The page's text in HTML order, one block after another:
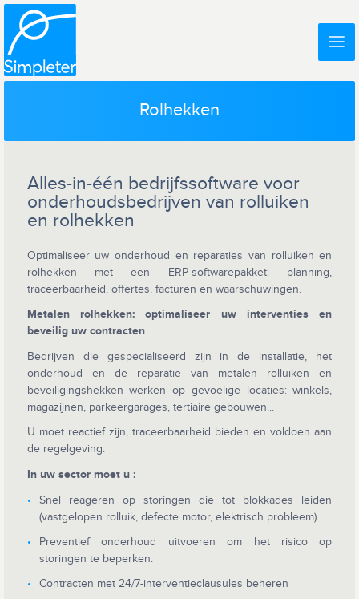
Rolhekken
Alles-in-één bedrijfssoftware voor
onderhoudsbedrijven van rolluiken
en rolhekken
Optimaliseer uw onderhoud en reparaties van rolluiken en
rolhekken met een ERP-softwarepakket: planning,
traceerbaarheid, offertes, facturen en waarschuwingen.
Metalen rolhekken: optimaliseer uw interventies en
beveilig uw contracten
Bedrijven die gespecialiseerd zijn in de installatie, het
onderhoud en de reparatie van metalen rolluiken en
beveiligingshekken werken op gevoelige locaties: winkels,
magazijnen, parkeergarages, tertiaire gebouwen...
U moet reactief zijn, traceerbaarheid bieden en voldoen aan
de regelgeving.
In uw sector moet u :
Snel reageren op storingen die tot blokkades leiden
(vastgelopen rolluik, defecte motor, elektrisch probleem)
Preventief onderhoud uitvoeren om het risico op
storingen te beperken.
Contracten met 24/7-interventieclausules beheren